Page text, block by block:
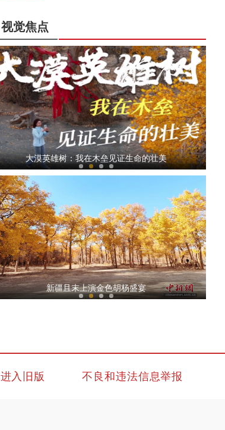
视觉焦点
千架无人机炫技乌鲁木齐夜空
大漠英雄树：我在木垒见证生命的壮美
新疆哈密羊肉焖饼：鲜香软韧 唇齿留香
新疆且末上演金色胡杨盛宴
进入旧版 不良和违法信息举报